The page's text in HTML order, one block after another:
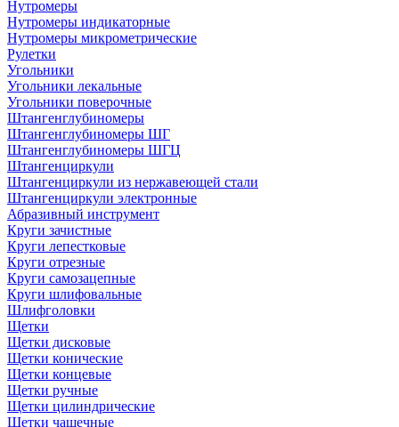
Нутромеры
Нутромеры индикаторные
Нутромеры микрометрические
Рулетки
Угольники
Угольники лекальные
Угольники поверочные
Штангенглубиномеры
Штангенглубиномеры ШГ
Штангенглубиномеры ШГЦ
Штангенциркули
Штангенциркули из нержавеющей стали
Штангенциркули электронные
Абразивный инструмент
Круги зачистные
Круги лепестковые
Круги отрезные
Круги самозацепные
Круги шлифовальные
Шлифголовки
Щетки
Щетки дисковые
Щетки конические
Щетки концевые
Щетки ручные
Щетки цилиндрические
Щетки чашечные